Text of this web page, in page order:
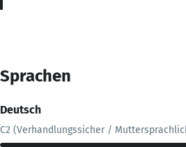
Sprachen
Deutsch
C2 (Verhandlungssicher /